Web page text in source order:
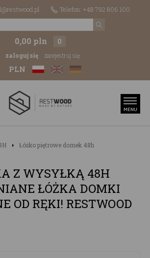
Telefon: +48 792 806 100
0,00 pln 0
zaloguj się zarejestruj się
PLN
Łóżko piętrowe domek 48h
Z WYSYŁKĄ 48H
ŁÓŻKA DOMKI
OD RĘKI! RESTWOOD